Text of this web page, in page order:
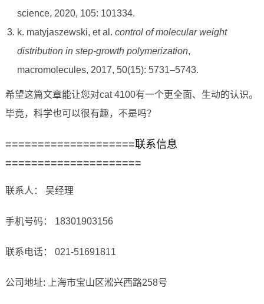
science, 2020, 105: 101334.
k. matyjaszewski, et al. control of molecular weight
distribution in step-growth polymerization,
macromolecules, 2017, 50(15): 5731–5743.
希望这篇文章能让您对cat 4100有一个更全面、生动的认识。
毕竟，科学也可以很有趣，不是吗？
====================联系信息
=====================
联系人： 吴经理
手机号码： 18301903156
联系电话： 021-51691811
公司地址: 上海市宝山区淞兴西路258号